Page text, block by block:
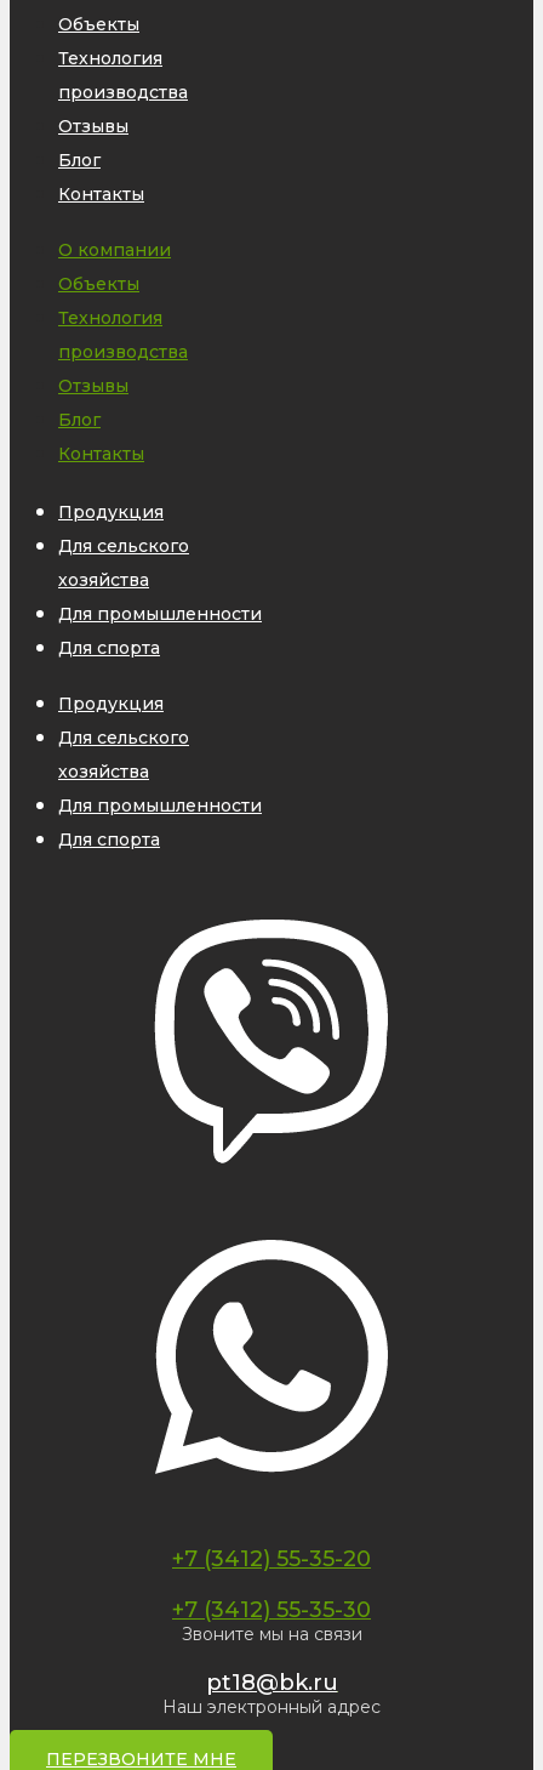
Объекты
Технология
производства
Отзывы
Блог
Контакты
О компании
Объекты
Технология
производства
Отзывы
Блог
Контакты
Продукция
Для сельского
хозяйства
Для промышленности
Для спорта
Продукция
Для сельского
хозяйства
Для промышленности
Для спорта
+7 (3412) 55-35-20
+7 (3412) 55-35-30
Звоните мы на связи
pt18@bk.ru
Наш электронный адрес
ПЕРЕЗВОНИТЕ МНЕ